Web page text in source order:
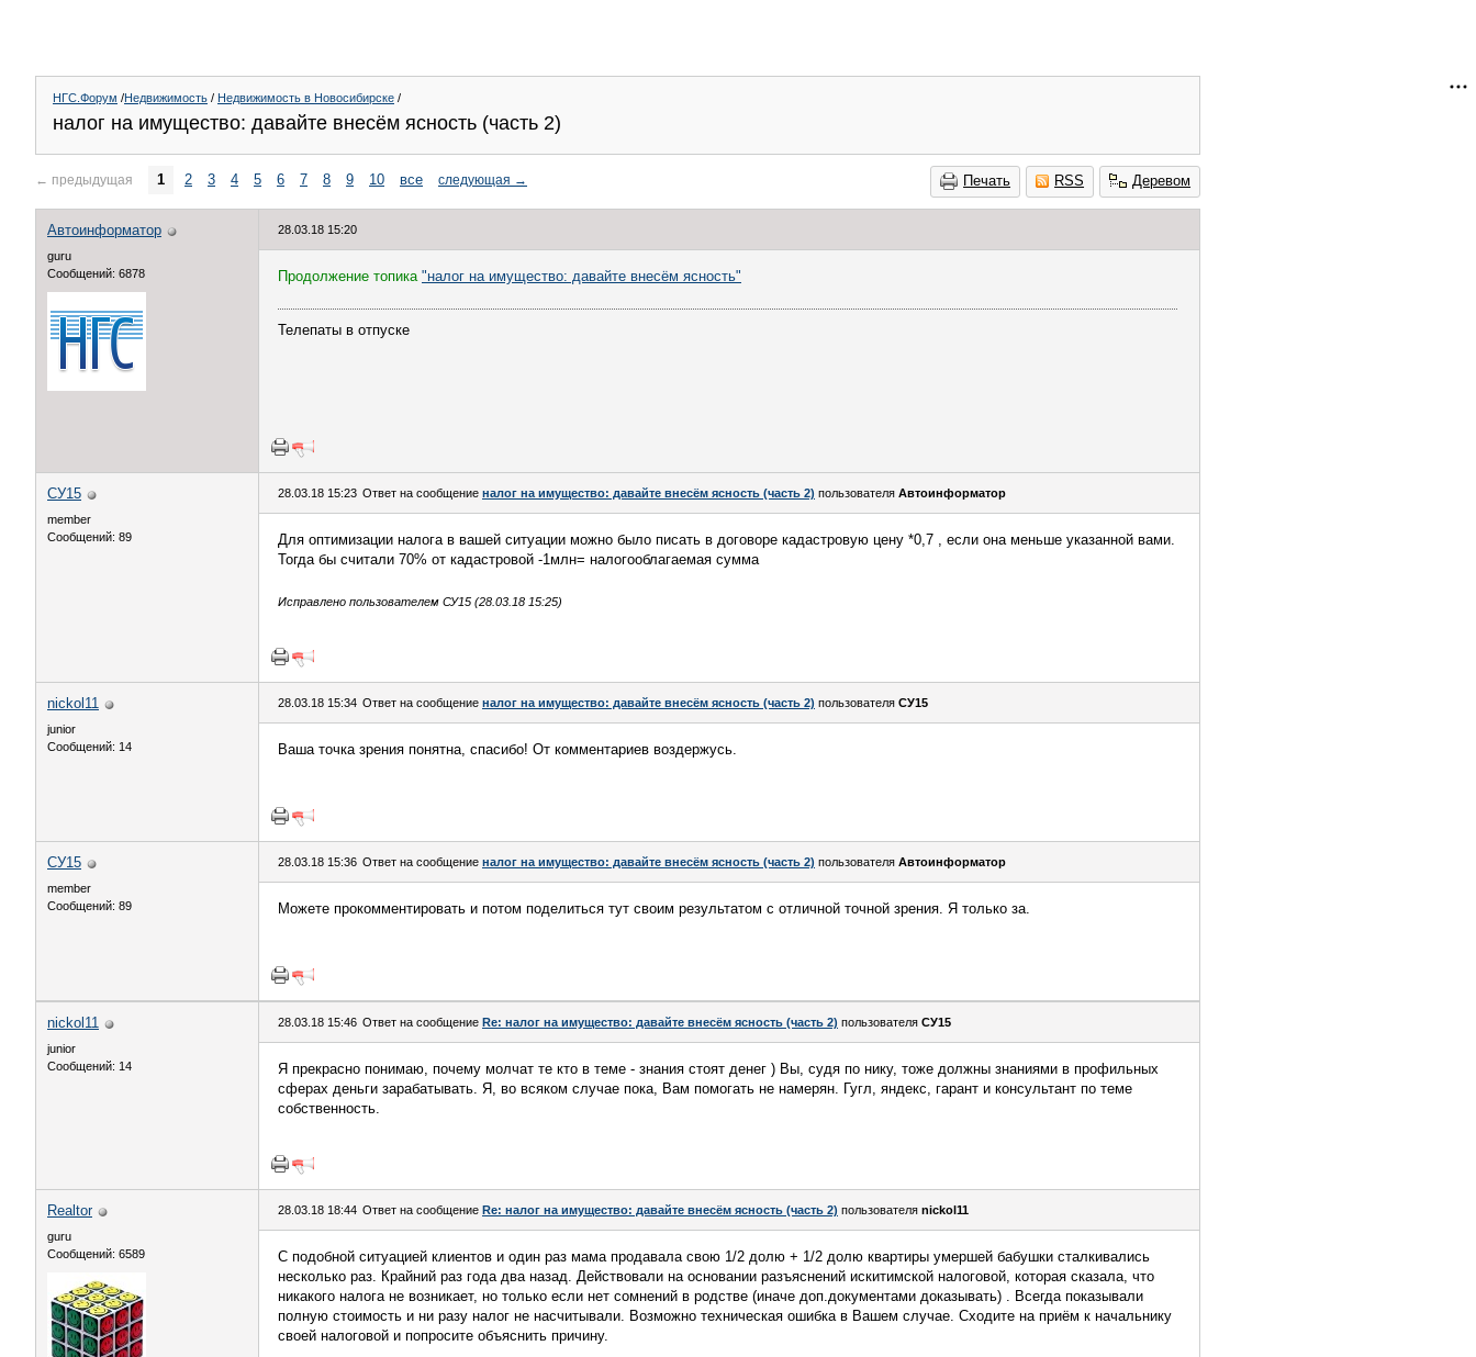
НГС.Форум /Недвижимость / Недвижимость в Новосибирске /
налог на имущество: давайте внесём ясность (часть 2)
Печать RSS Деревом
← предыдущая 1 2 3 4 5 6 7 8 9 10 все следующая →
Автоинформатор
guru
Сообщений: 6878
28.03.18 15:20
Продолжение топика "налог на имущество: давайте внесём ясность"
Телепаты в отпуске
СУ15
member
Сообщений: 89
28.03.18 15:23 Ответ на сообщение налог на имущество: давайте внесём ясность (часть 2) пользователя Автоинформатор
Для оптимизации налога в вашей ситуации можно было писать в договоре кадастровую цену *0,7 , если она меньше указанной вами.
Тогда бы считали 70% от кадастровой -1млн= налогооблагаемая сумма
Исправлено пользователем СУ15 (28.03.18 15:25)
nickol11
junior
Сообщений: 14
28.03.18 15:34 Ответ на сообщение налог на имущество: давайте внесём ясность (часть 2) пользователя СУ15
Ваша точка зрения понятна, спасибо! От комментариев воздержусь.
СУ15
member
Сообщений: 89
28.03.18 15:36 Ответ на сообщение налог на имущество: давайте внесём ясность (часть 2) пользователя Автоинформатор
Можете прокомментировать и потом поделиться тут своим результатом с отличной точной зрения. Я только за.
nickol11
junior
Сообщений: 14
28.03.18 15:46 Ответ на сообщение Re: налог на имущество: давайте внесём ясность (часть 2) пользователя СУ15
Я прекрасно понимаю, почему молчат те кто в теме - знания стоят денег ) Вы, судя по нику, тоже должны знаниями в профильных
сферах деньги зарабатывать. Я, во всяком случае пока, Вам помогать не намерян. Гугл, яндекс, гарант и консультант по теме
собственность.
Realtor
guru
Сообщений: 6589
28.03.18 18:44 Ответ на сообщение Re: налог на имущество: давайте внесём ясность (часть 2) пользователя nickol11
С подобной ситуацией клиентов и один раз мама продавала свою 1/2 долю + 1/2 долю квартиры умершей бабушки сталкивались
несколько раз. Крайний раз года два назад. Действовали на основании разъяснений искитимской налоговой, которая сказала, что
никакого налога не возникает, но только если нет сомнений в родстве (иначе доп.документами доказывать) . Всегда показывали
полную стоимость и ни разу налог не насчитывали. Возможно техническая ошибка в Вашем случае. Сходите на приём к начальнику
своей налоговой и попросите объяснить причину.